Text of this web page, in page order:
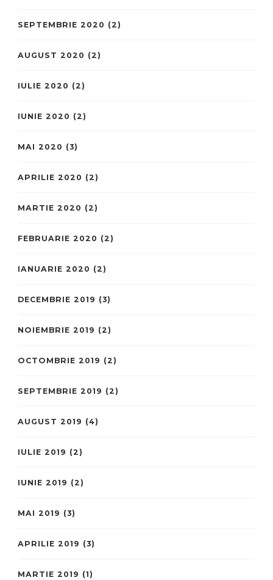
SEPTEMBRIE 2020 (2)
AUGUST 2020 (2)
IULIE 2020 (2)
IUNIE 2020 (2)
MAI 2020 (3)
APRILIE 2020 (2)
MARTIE 2020 (2)
FEBRUARIE 2020 (2)
IANUARIE 2020 (2)
DECEMBRIE 2019 (3)
NOIEMBRIE 2019 (2)
OCTOMBRIE 2019 (2)
SEPTEMBRIE 2019 (2)
AUGUST 2019 (4)
IULIE 2019 (2)
IUNIE 2019 (2)
MAI 2019 (3)
APRILIE 2019 (3)
MARTIE 2019 (1)